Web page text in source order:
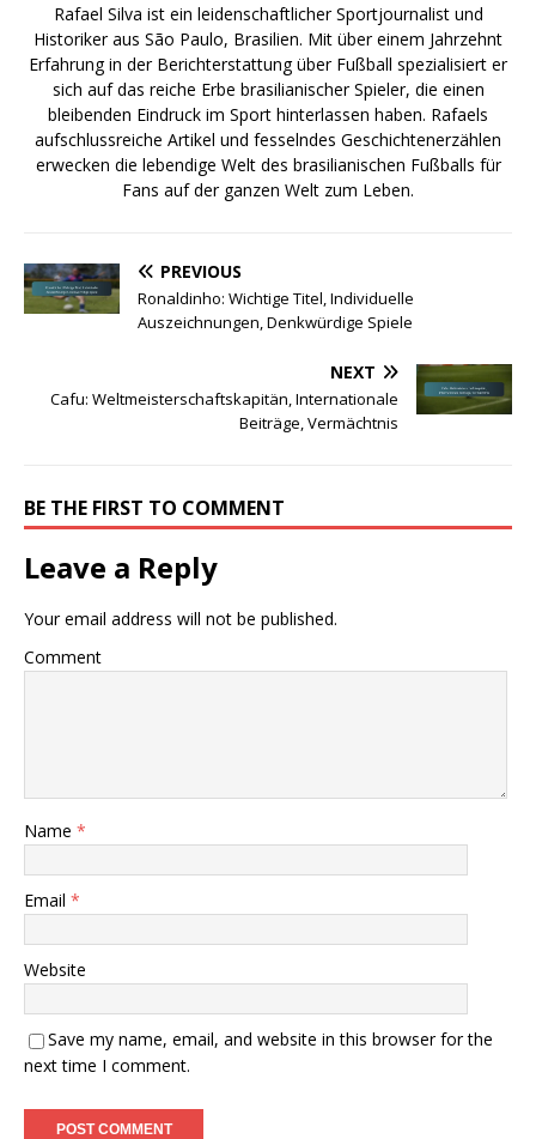
Rafael Silva ist ein leidenschaftlicher Sportjournalist und
Historiker aus São Paulo, Brasilien. Mit über einem Jahrzehnt
Erfahrung in der Berichterstattung über Fußball spezialisiert er
sich auf das reiche Erbe brasilianischer Spieler, die einen
bleibenden Eindruck im Sport hinterlassen haben. Rafaels
aufschlussreiche Artikel und fesselndes Geschichtenerzählen
erwecken die lebendige Welt des brasilianischen Fußballs für
Fans auf der ganzen Welt zum Leben.
PREVIOUS
Ronaldinho: Wichtige Titel, Individuelle
Auszeichnungen, Denkwürdige Spiele
NEXT
Cafu: Weltmeisterschaftskapitän, Internationale
Beiträge, Vermächtnis
BE THE FIRST TO COMMENT
Leave a Reply
Your email address will not be published.
Comment
Name *
Email *
Website
Save my name, email, and website in this browser for the
next time I comment.